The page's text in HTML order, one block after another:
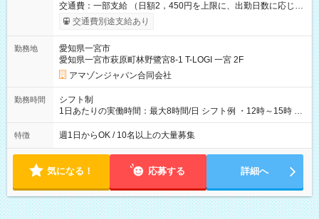
交通費：一部支給 （日額2，450円を上限に、出勤日数に応じて
実費支給） ※22:00～翌5:00までは時給25%UP！ ■給与前払い
制度あり ※前払い額の上限あり、手数料無料（Amazon負担）
交通費別途支給あり
勤務地
愛知県一宮市
愛知県一宮市萩原町林野鷺宮8-1 T-LOGI 一宮 2F
アマゾンジャパン合同会社
勤務時間
シフト制
1日あたりの実働時間：最大8時間/日 シフト例 ・12時～15時 入
社後、就業可能シフトをご確認の上、申請してください。
特徴 週1日からOK / 10名以上の大量募集
気になる！ 応募する 詳細へ